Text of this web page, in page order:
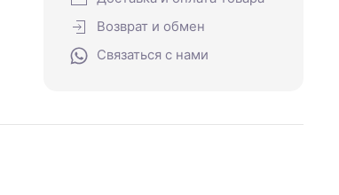
Возврат и обмен
Связаться с нами